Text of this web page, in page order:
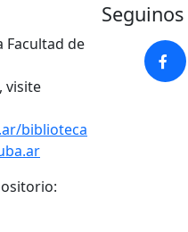
Facultad de
visite
biblioteca